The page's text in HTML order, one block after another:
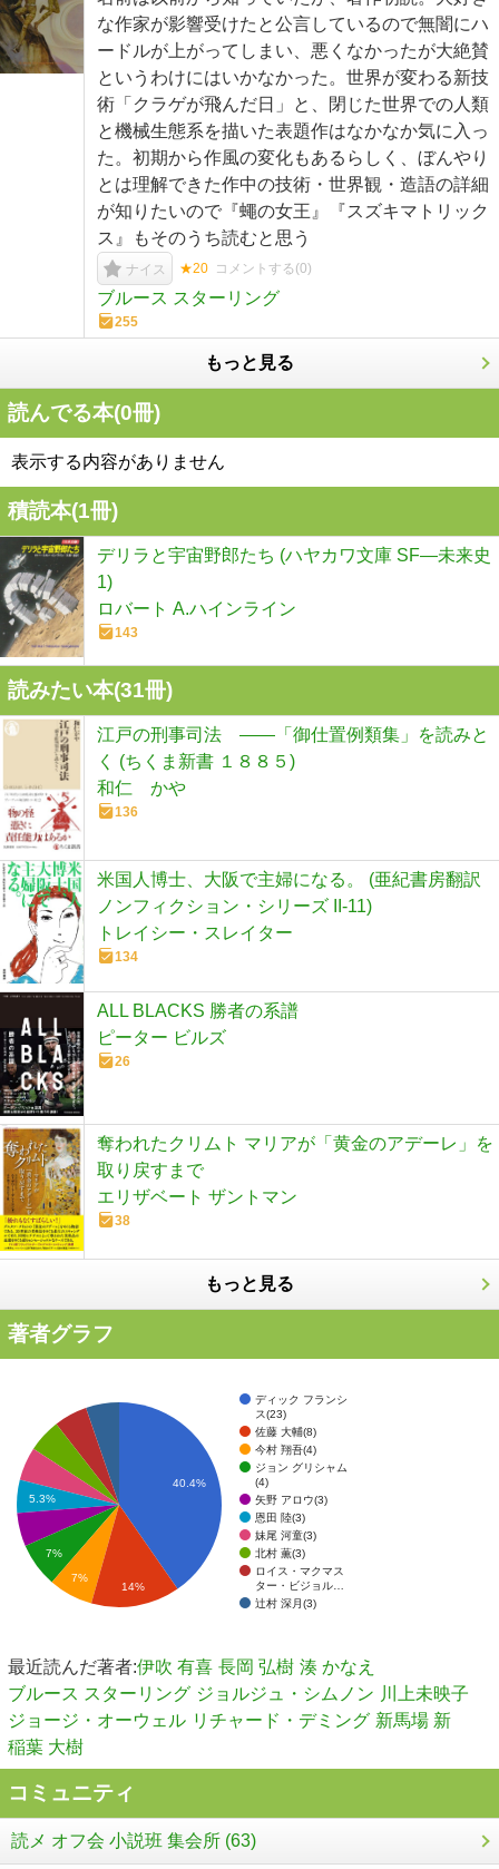
な作家が影響受けたと公言しているので無闇にハ
ードルが上がってしまい、悪くなかったが大絶賛
というわけにはいかなかった。世界が変わる新技
術「クラゲが飛んだ日」と、閉じた世界での人類
と機械生態系を描いた表題作はなかなか気に入っ
た。初期から作風の変化もあるらしく、ぼんやり
とは理解できた作中の技術・世界観・造語の詳細
が知りたいので『蠅の女王』『スズキマトリック
ス』もそのうち読むと思う
ナイス ★20 コメントする(0)
ブルース スターリング
255
もっと見る
読んでる本(0冊)
表示する内容がありません
積読本(1冊)
デリラと宇宙野郎たち (ハヤカワ文庫 SF―未来史
1)
ロバート A.ハインライン
143
読みたい本(31冊)
江戸の刑事司法 ――「御仕置例類集」を読みと
く (ちくま新書 １８８５)
和仁 かや
136
米国人博士、大阪で主婦になる。 (亜紀書房翻訳
ノンフィクション・シリーズ II-11)
トレイシー・スレイター
134
ALL BLACKS 勝者の系譜
ピーター ビルズ
26
奪われたクリムト マリアが「黄金のアデーレ」を
取り戻すまで
エリザベート ザントマン
38
もっと見る
著者グラフ
ディック フランシ
ス(23)
佐藤 大輔(8)
今村 翔吾(4)
ジョン グリシャム
(4)
矢野 アロウ(3)
恩田 陸(3)
妹尾 河童(3)
北村 薫(3)
ロイス・マクマス
ター・ビジョル…
辻村 深月(3)
40.4%
5.3%
7%
7%
14%
最近読んだ著者:伊吹 有喜 長岡 弘樹 湊 かなえ
ブルース スターリング ジョルジュ・シムノン 川上未映子
ジョージ・オーウェル リチャード・デミング 新馬場 新
稲葉 大樹
コミュニティ
読メ オフ会 小説班 集会所 (63)